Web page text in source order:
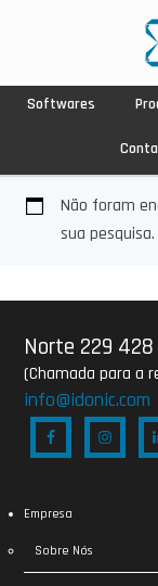
Softwares
Não foram
sua pesquisa.
Norte 229
(Chamada para a
info@idonic.com
Empresa
Sobre Nós